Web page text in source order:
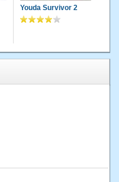
Youda Survivor 2